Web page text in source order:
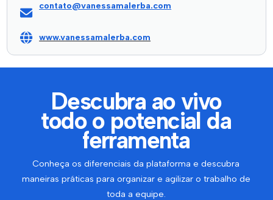
contato@vanessamalerba.com
www.vanessamalerba.com
Descubra ao vivo
todo o potencial da
ferramenta
Conheça os diferenciais da plataforma e descubra
maneiras práticas para organizar e agilizar o trabalho de
toda a equipe.